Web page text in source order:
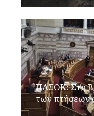
ΠΑΣΟΚ: Στη
των πτήσεων